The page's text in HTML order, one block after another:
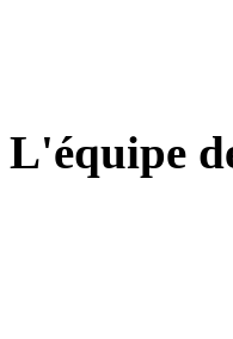
L'équipe